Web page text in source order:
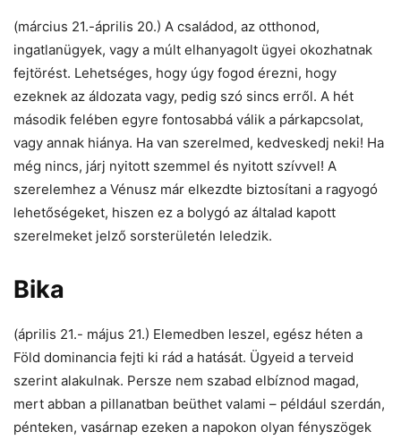
(március 21.-április 20.) A családod, az otthonod,
ingatlanügyek, vagy a múlt elhanyagolt ügyei okozhatnak
fejtörést. Lehetséges, hogy úgy fogod érezni, hogy
ezeknek az áldozata vagy, pedig szó sincs erről. A hét
második felében egyre fontosabbá válik a párkapcsolat,
vagy annak hiánya. Ha van szerelmed, kedveskedj neki! Ha
még nincs, járj nyitott szemmel és nyitott szívvel! A
szerelemhez a Vénusz már elkezdte biztosítani a ragyogó
lehetőségeket, hiszen ez a bolygó az általad kapott
szerelmeket jelző sorsterületén leledzik.
Bika
(április 21.- május 21.) Elemedben leszel, egész héten a
Föld dominancia fejti ki rád a hatását. Ügyeid a terveid
szerint alakulnak. Persze nem szabad elbíznod magad,
mert abban a pillanatban beüthet valami – például szerdán,
pénteken, vasárnap ezeken a napokon olyan fényszögek